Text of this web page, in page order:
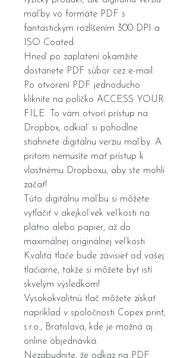
maľby vo formáte PDF s
fantastickým rozlíšením 300 DPI a
ISO Coated.
Hneď po zaplatení okamžite
dostanete PDF súbor cez e-mail.
Po otvorení PDF jednoducho
kliknite na políčko ACCESS YOUR
FILE. To vám otvorí prístup na
Dropbox, odkiaľ si pohodlne
stiahnete digitálnu verziu maľby. A
pritom nemusíte mať prístup k
vlastnému Dropboxu, aby ste mohli
začať!
Túto digitálnu maľbu si môžete
vytlačiť v akejkoľvek veľkosti na
plátno alebo papier, až do
maximálnej originálnej veľkosti.
Kvalita tlače bude závisieť od vašej
tlačiarne, takže si môžete byť istí
skvelým výsledkom!
Vysokokvalitnú tlač môžete získať
napríklad v spoločnosti Copex print,
s.r.o., Bratislava, kde je možná aj
online objednávka.
Nezabudnite, že odkaz na PDF